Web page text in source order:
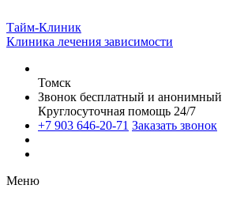
Тайм-Клиник
Клиника лечения зависимости
Томск
Звонок бесплатный и анонимный
Круглосуточная помощь 24/7
+7 903 646-20-71 Заказать звонок
Меню